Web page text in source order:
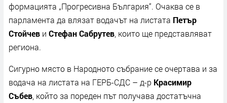
формацията „Прогресивна България“. Очаква се в
парламента да влязат водачът на листата Петър
Стойчев и Стефан Сабрутев , които ще представляват
региона.
Сигурно място в Народното събрание се очертава и за
водача на листата на ГЕРБ-СДС – д-р Красимир
Събев , който за пореден път получава достатъчна